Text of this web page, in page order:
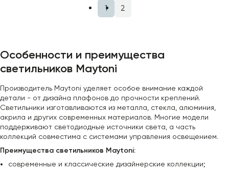
1 2
Особенности и преимущества
светильников Maytoni
Производитель Maytoni уделяет особое внимание каждой
детали - от дизайна плафонов до прочности креплений.
Светильники изготавливаются из металла, стекла, алюминия,
акрила и других современных материалов. Многие модели
поддерживают светодиодные источники света, а часть
коллекций совместима с системами управления освещением.
Преимущества светильников Maytoni:
современные и классические дизайнерские коллекции;